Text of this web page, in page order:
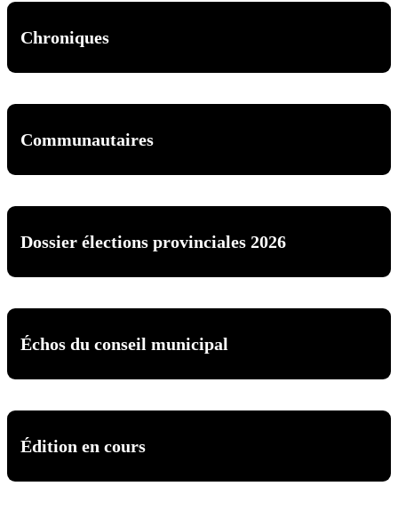
Chroniques
Communautaires
Dossier élections provinciales 2026
Échos du conseil municipal
Édition en cours